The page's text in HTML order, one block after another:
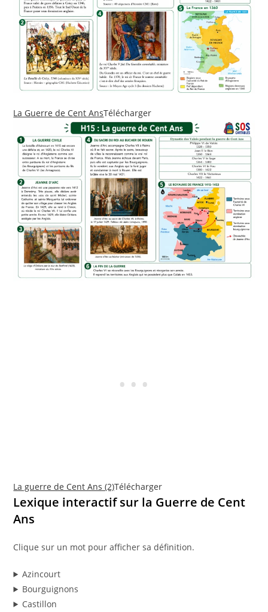
La Guerre de Cent AnsTélécharger
La guerre de Cent Ans (2)Télécharger
Lexique interactif sur la Guerre de Cent
Ans
Clique sur un mot pour afficher sa définition.
Azincourt
Bourguignons
Castillon